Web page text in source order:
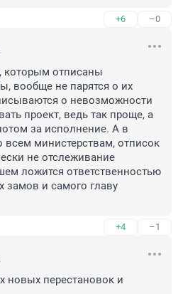
+6 –0
которым отписаны
вообще не парятся о их
о невозможности
проект, ведь так проще, а
за исполнение. А в
всем министерствам, отписок
не отслеживание
ложится ответственностью
замов и самого главу
+4 –1
новых перестановок и